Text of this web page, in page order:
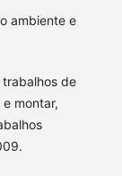
ambiente e
trabalhos de
montar,